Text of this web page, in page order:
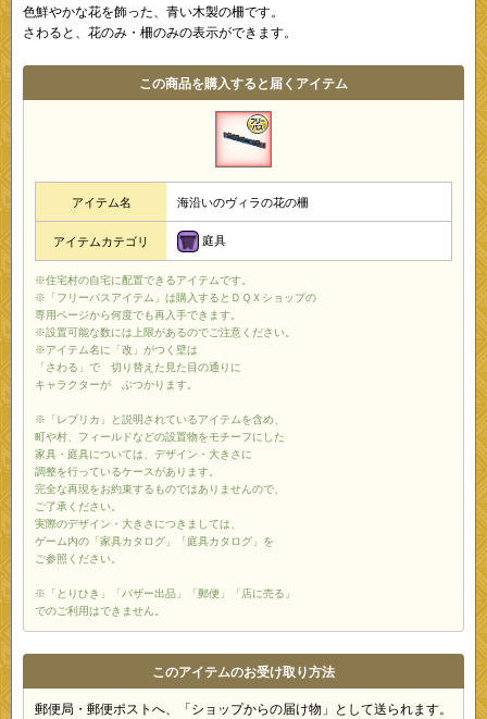
色鮮やかな花を飾った、青い木製の柵です。
さわると、花のみ・柵のみの表示ができます。
この商品を購入すると届くアイテム
アイテム名 海沿いのヴィラの花の柵
アイテムカテゴリ 庭具
※住宅村の自宅に配置できるアイテムです。
※「フリーパスアイテム」は購入するとＤＱＸショップの
専用ページから何度でも再入手できます。
※設置可能な数には上限があるのでご注意ください。
※アイテム名に「改」がつく壁は
「さわる」で 切り替えた見た目の通りに
キャラクターが ぶつかります。
※「レプリカ」と説明されているアイテムを含め、
町や村、フィールドなどの設置物をモチーフにした
家具・庭具については、デザイン・大きさに
調整を行っているケースがあります。
完全な再現をお約束するものではありませんので、
ご了承ください。
実際のデザイン・大きさにつきましては、
ゲーム内の「家具カタログ」「庭具カタログ」を
ご参照ください。
※「とりひき」「バザー出品」「郵便」「店に売る」
でのご利用はできません。
このアイテムのお受け取り方法
郵便局・郵便ポストへ、「ショップからの届け物」として送られます。